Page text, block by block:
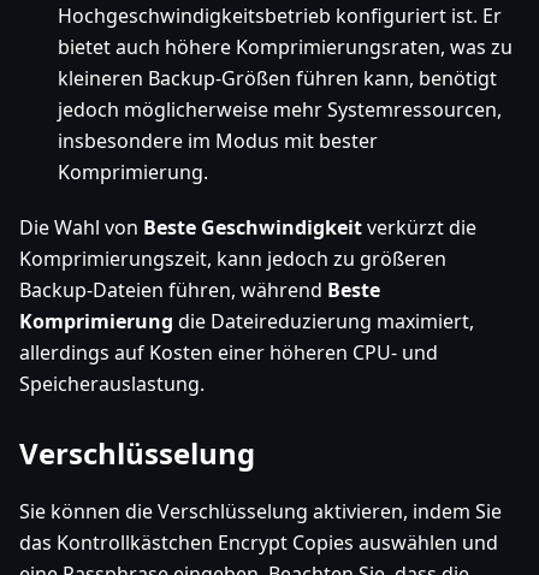
Hochgeschwindigkeitsbetrieb konfiguriert ist. Er
bietet auch höhere Komprimierungsraten, was zu
kleineren Backup-Größen führen kann, benötigt
jedoch möglicherweise mehr Systemressourcen,
insbesondere im Modus mit bester
Komprimierung.
Die Wahl von Beste Geschwindigkeitverkürzt die
Komprimierungszeit, kann jedoch zu größeren
Backup-Dateien führen, während Beste
Komprimierung die Dateireduzierung maximiert,
allerdings auf Kosten einer höheren CPU- und
Speicherauslastung.
Verschlüsselung
Sie können die Verschlüsselung aktivieren, indem Sie
das Kontrollkästchen Encrypt Copies auswählen und